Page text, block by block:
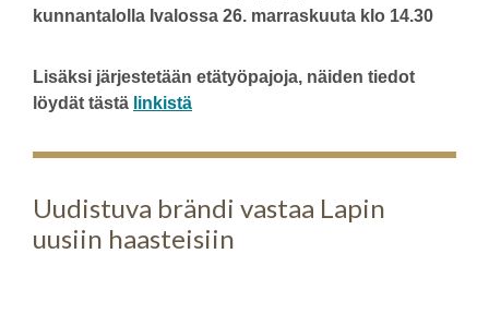
kunnantalolla Ivalossa 26. marraskuuta klo 14.30
Lisäksi järjestetään etätyöpajoja, näiden tiedot
löydät tästä linkistä
Uudistuva brändi vastaa Lapin
uusiin haasteisiin